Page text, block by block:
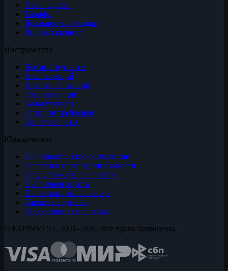
Наши сделки
Тарифы
Лояльность и скидки
Личный кабинет
Инструменты
Все инструменты
Анализ акций
Анализ облигаций
Скринер акций
Калькуляторы
Позиции трейдеров
Криптовалюты
Юридическое
Пользовательское соглашение
Политика конфиденциальности
Предупреждение о рисках
Публичная оферта
Политика файлов cookie
Биржевые данные
Редакционная политика
© ETPINVEST, 2021–2026. Все права защищены.